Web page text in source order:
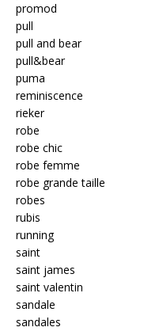
promod
pull
pull and bear
pull&bear
puma
reminiscence
rieker
robe
robe chic
robe femme
robe grande taille
robes
rubis
running
saint
saint james
saint valentin
sandale
sandales